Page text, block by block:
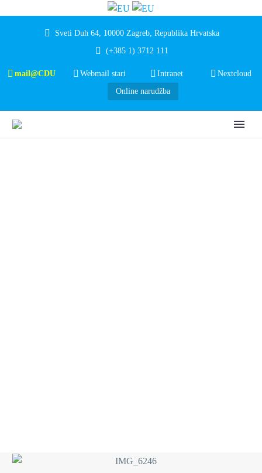
Sveti Duh 64, 10000 Zagreb, Republika Hrvatska
(+385 1) 3712 111
mail@CDU Webmail stari Intranet
Nextcloud
Online narudžba